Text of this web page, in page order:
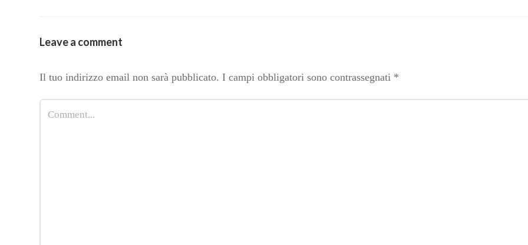
Leave a comment
Il tuo indirizzo email non sarà pubblicato. I campi obbligatori sono contrassegnati *